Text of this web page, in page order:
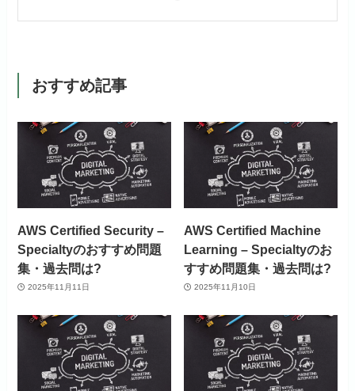
おすすめ記事
AWS Certified Security –
Specialtyのおすすめ問題
集・過去問は?
2025年11月11日
AWS Certified Machine
Learning – Specialtyのお
すすめ問題集・過去問は?
2025年11月10日